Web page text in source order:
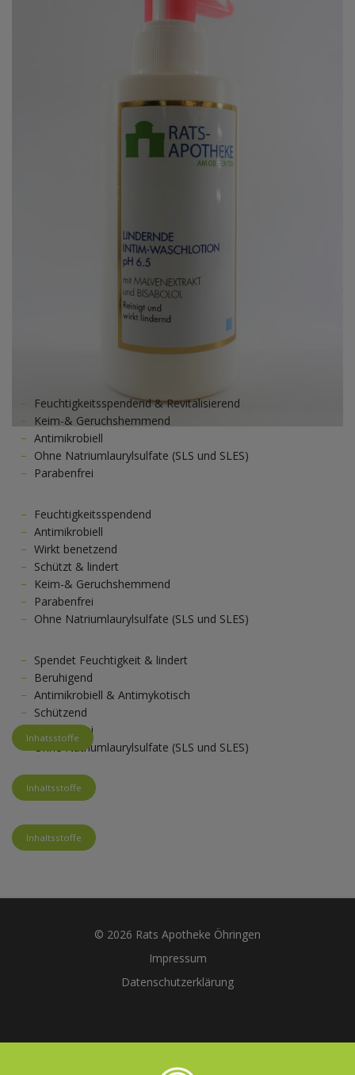
Feuchtigkeitsspendend & Revitalisierend
Keim-& Geruchshemmend
Antimikrobiell
Ohne Natriumlaurylsulfate (SLS und SLES)
Parabenfrei
Feuchtigkeitsspendend
Antimikrobiell
Wirkt benetzend
Schützt & lindert
Keim-& Geruchshemmend
Parabenfrei
Ohne Natriumlaurylsulfate (SLS und SLES)
Spendet Feuchtigkeit & lindert
Beruhigend
Antimikrobiell & Antimykotisch
Schützend
Parabenfrei
Ohne Natriumlaurylsulfate (SLS und SLES)
Inhatsstoffe
Inhaltsstoffe
Inhaltsstoffe
© 2026 Rats Apotheke Öhringen
Impressum
Datenschutzerklärung